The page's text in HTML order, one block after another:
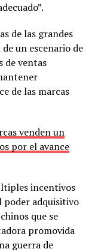
de las grandes
un escenario de
de ventas
de las marcas
venden un
por el avance
incentivos
poder adquisitivo
que se
promovida
guerra de